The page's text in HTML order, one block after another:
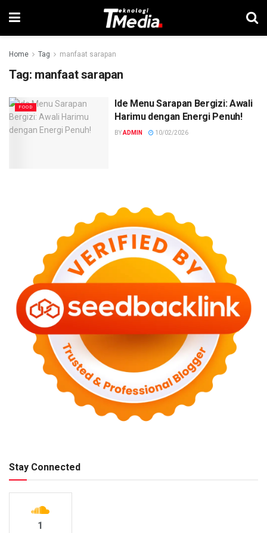
Home Tag manfaat sarapan
Tag: manfaat sarapan
FOOD
Ide Menu Sarapan Bergizi: Awali
Harimu dengan Energi Penuh!
BYADMIN 10/02/2026
Stay Connected
1